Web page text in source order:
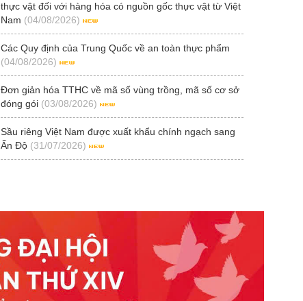
thực vật đối với hàng hóa có nguồn gốc thực vật từ Việt
Nam (04/08/2026)
Các Quy định của Trung Quốc về an toàn thực phẩm
(04/08/2026)
Đơn giản hóa TTHC về mã số vùng trồng, mã số cơ sở
đóng gói (03/08/2026)
Sầu riêng Việt Nam được xuất khẩu chính ngạch sang
Ấn Độ (31/07/2026)